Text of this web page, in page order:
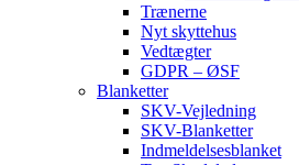
Trænerne
Nyt skyttehus
Vedtægter
GDPR – ØSF
Blanketter
SKV-Vejledning
SKV-Blanketter
Indmeldelsesblanket